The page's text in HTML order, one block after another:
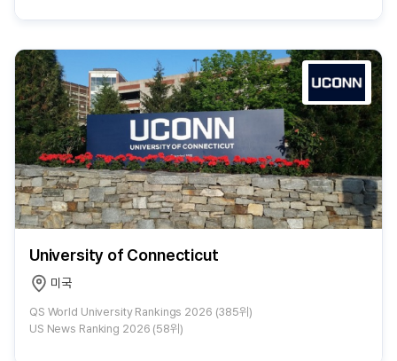
University of Connecticut
미국
QS World University Rankings 2026 (385위)
US News Ranking 2026 (58위)